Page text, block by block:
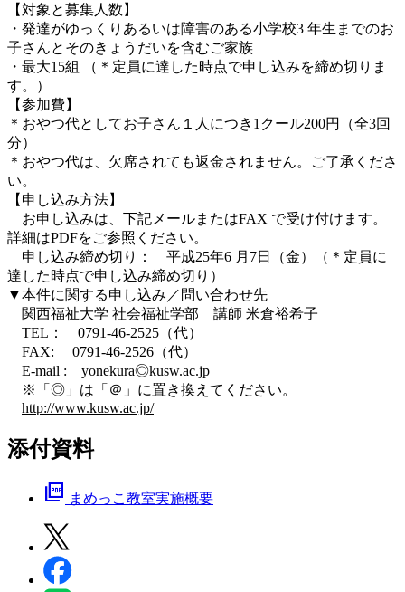
【対象と募集人数】
・発達がゆっくりあるいは障害のある小学校3 年生までのお
子さんとそのきょうだいを含むご家族
・最大15組 （＊定員に達した時点で申し込みを締め切りま
す。）
【参加費】
＊おやつ代としてお子さん１人につき1クール200円（全3回
分）
＊おやつ代は、欠席されても返金されません。ご了承くださ
い。
【申し込み方法】
お申し込みは、下記メールまたはFAX で受け付けます。
詳細はPDFをご参照ください。
申し込み締め切り： 平成25年6 月7日（金）（＊定員に
達した時点で申し込み締め切り）
▼本件に関する申し込み／問い合わせ先
関西福祉大学 社会福祉学部 講師 米倉裕希子
TEL： 0791-46-2525（代）
FAX: 0791-46-2526（代）
E-mail : yonekura◎kusw.ac.jp
※「◎」は「＠」に置き換えてください。
http://www.kusw.ac.jp/
添付資料
picture_as_pdf まめっこ教室実施概要